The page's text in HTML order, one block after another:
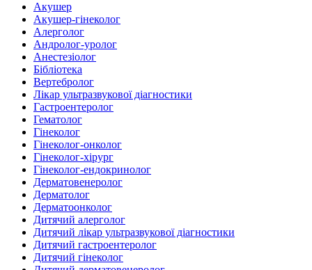
Акушер
Акушер-гінеколог
Алерголог
Андролог-уролог
Анестезіолог
Бібліотека
Вертебролог
Лікар ультразвукової діагностики
Гастроентеролог
Гематолог
Гінеколог
Гінеколог-онколог
Гінеколог-хірург
Гінеколог-ендокринолог
Дерматовенеролог
Дерматолог
Дерматоонколог
Дитячий алерголог
Дитячий лікар ультразвукової діагностики
Дитячий гастроентеролог
Дитячий гінеколог